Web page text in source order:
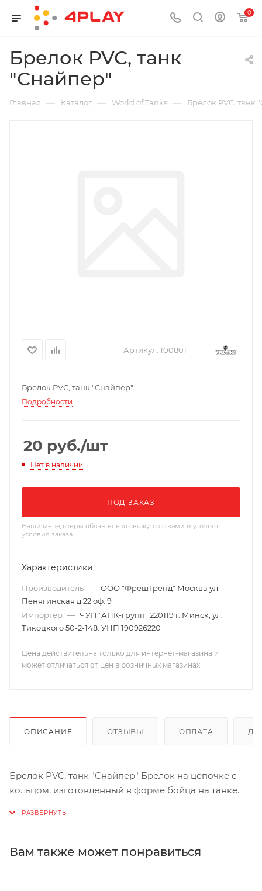
0
Брелок PVC, танк
"Снайпер"
Главная — Каталог — World of Tanks — Брелок PVC, танк
Артикул: 100801
Брелок PVC, танк "Снайпер"
Подробности
20 руб./шт
Нет в наличии
ПОД ЗАКАЗ
Наши менеджеры обязательно свяжутся с вами и уточнят
условия заказа
Характеристики
Производитель — ООО "ФрешТренд" Москва ул.
Пенягинская д.22 оф. 9
Импортер — ЧУП "АНК-групп" 220119 г. Минск, ул.
Тикоцкого 50-2-148. УНП 190926220
Цена действительна только для интернет-магазина и
может отличаться от цен в розничных магазинах
ОПИСАНИЕ ОТЗЫВЫ ОПЛАТА
Брелок PVC, танк "Снайпер" Брелок на цепочке с
кольцом, изготовленный в форме бойца на танке.
Вам также может понравиться